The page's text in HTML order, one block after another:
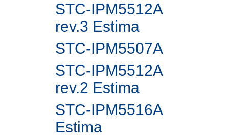
STC-IPM5512A
rev.3 Estima
STC-IPM5507A
STC-IPM5512A
rev.2 Estima
STC-IPM5516A
Estima